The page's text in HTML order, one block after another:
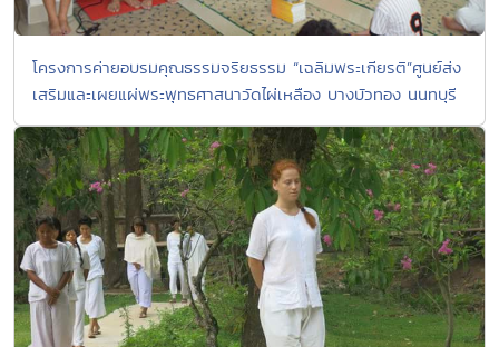
โครงการค่ายอบรมคุณธรรมจริยธรรม “เฉลิมพระเกียรติ”ศูนย์ส่ง
เสริมและเผยแผ่พระพุทธศาสนาวัดไผ่เหลือง บางบัวทอง นนทบุรี